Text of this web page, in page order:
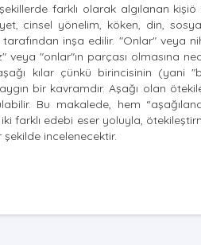
farklı olarak algılanan
cinsel yönelim, köken, din,
inşa edilir. "Onlar" veya
"onlar"ın parçası olmasına
kılar çünkü birincisinin
bir kavramdır. Aşağı olan
Bu makalede, hem
farklı edebi eser yoluyla,
şekilde incelenecektir.